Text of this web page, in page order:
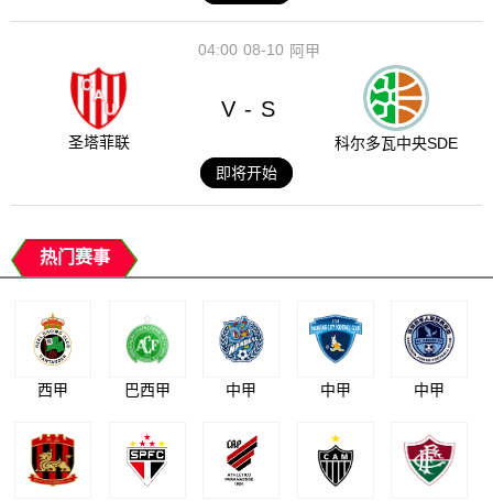
08-10
04:00 阿甲
圣塔菲联
V - S
科尔多瓦中央SDE
即将开始
热门赛事
西甲 巴西甲 中甲 中甲 中甲